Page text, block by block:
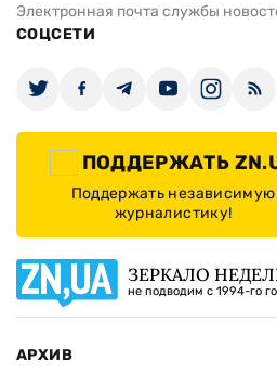
Электронная почта службы
СОЦСЕТИ
ПОДДЕРЖАТЬ
Поддержать независимую
журналистику!
ЗЕРКАЛО
не подводим с 1994-го
АРХИВ